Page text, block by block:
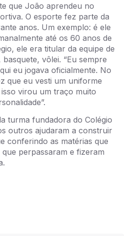
que João aprendeu no
O esporte fez parte da
anos. Um exemplo: é ele
até os 60 anos de
ele era titular da equipe de
vôlei. “Eu sempre
eu jogava oficialmente. No
que eu vesti um uniforme
virou um traço muito
turma fundadora do Colégio
outros ajudaram a construir
conferindo as matérias que
perpassaram e fizeram